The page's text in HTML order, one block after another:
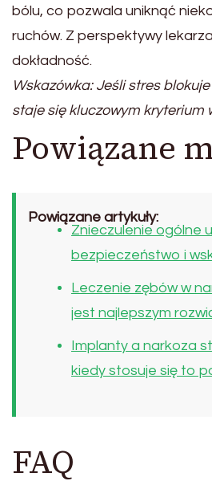
bólu, co pozwala uniknąć
ruchów. Z perspektywy
dokładność.
Wskazówka: Jeśli stres
staje się kluczowym kryterium
Powiązane
Powiązane artykuły:
Znieczulenie ogólne
bezpieczeństwo i
Leczenie zębów w
jest najlepszym
Implanty a narkoza
kiedy stosuje się to
FAQ